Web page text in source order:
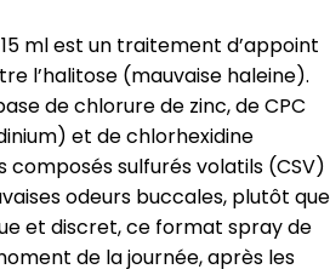
ml est un traitement d’appoint
l’halitose (mauvaise haleine).
de chlorure de zinc, de CPC
et de chlorhexidine
composés sulfurés volatils (CSV)
odeurs buccales, plutôt que
et discret, ce format spray de
de la journée, après les